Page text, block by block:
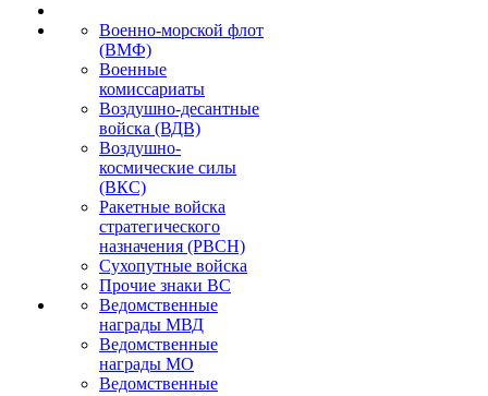
Военно-морской флот
(ВМФ)
Военные
комиссариаты
Воздушно-десантные
войска (ВДВ)
Воздушно-
космические силы
(ВКС)
Ракетные войска
стратегического
назначения (РВСН)
Сухопутные войска
Прочие знаки ВС
Ведомственные
награды МВД
Ведомственные
награды МО
Ведомственные